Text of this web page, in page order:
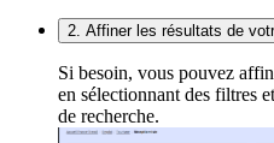
2. Affiner les résultats de
Si besoin, vous pouvez
en sélectionnant des filtres
de recherche.